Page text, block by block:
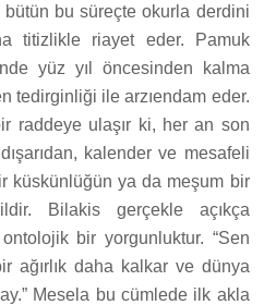
bu süreçte okurla derdini
titizlikle riayet eder. Pamuk
yüz yıl öncesinden kalma
tedirginliği ile arzıendam eder.
raddeye ulaşır ki, her an son
kalender ve mesafeli
küskünlüğün ya da meşum bir
Bilakis gerçekle açıkça
bir yorgunluktur. “Sen
ağırlık daha kalkar ve dünya
Mesela bu cümlede ilk akla